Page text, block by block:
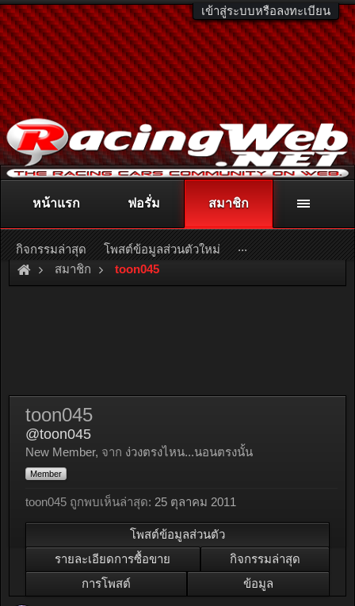
เข้าสู่ระบบหรือลงทะเบียน
ติดต่อลงโฆษณา racingweb@gmail.comหรือโทร. 081-811-1138
หรืออ่านรายละเอียดเพิ่มเติม คลิกที่นี่
สมาชิก toon045
toon045
@toon045
New Member, จาก ง่วงตรงไหน...นอนตรงนั้น
Member
toon045 ถูกพบเห็นล่าสุด: 25 ตุลาคม 2011
โพสต์ข้อมูลส่วนตัว
รายละเอียดการซื้อขาย
กิจกรรมล่าสุด
การโพสต์
ข้อมูล
หน้าแรก ฟอรั่ม สมาชิก
กิจกรรมล่าสุด โพสต์ข้อมูลส่วนตัวใหม่ ...